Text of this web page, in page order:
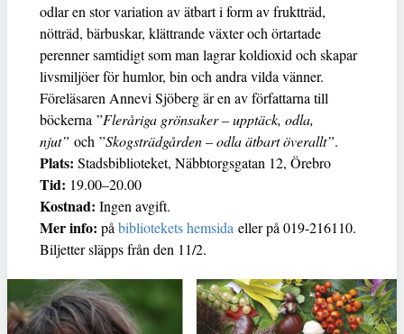
odlar en stor variation av ätbart i form av fruktträd,
nötträd, bärbuskar, klättrande växter och örtartade
perenner samtidigt som man lagrar koldioxid och skapar
livsmiljöer för humlor, bin och andra vilda vänner.
Föreläsaren Annevi Sjöberg är en av författarna till
böckerna ”Fleråriga grönsaker – upptäck, odla,
njut” och ”Skogsträdgården – odla ätbart överallt”.
Plats: Stadsbiblioteket, Näbbtorgsgatan 12, Örebro
Tid: 19.00–20.00
Kostnad: Ingen avgift.
Mer info: på bibliotekets hemsida eller på 019-216110.
Biljetter släpps från den 11/2.